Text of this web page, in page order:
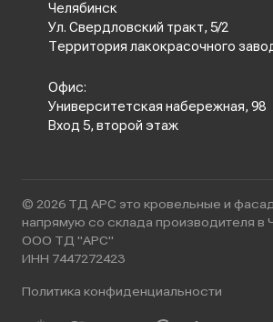
Челябинск
Ул. Свердловский тракт, 5/2
Территория лакокрасочного
Офис:
Университетская набережная, 98
Вход 5, второй этаж
© 2026 ТД АРС это кровельные и
напрямую со склада производителя в
ООО ТД "АРС"
ИНН 7447272423
Политика конфиденциальности